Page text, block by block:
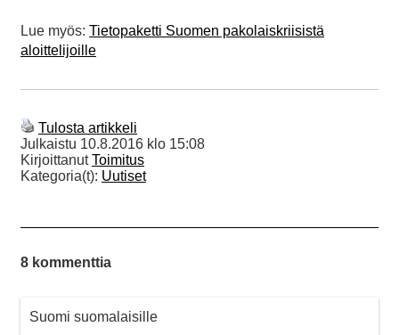
Lue myös: Tietopaketti Suomen pakolaiskriisistä
aloittelijoille
Tulosta artikkeli
Julkaistu 10.8.2016 klo 15:08
KirjoittanutToimitus
Kategoria(t): Uutiset
8 kommenttia
Suomi suomalaisille